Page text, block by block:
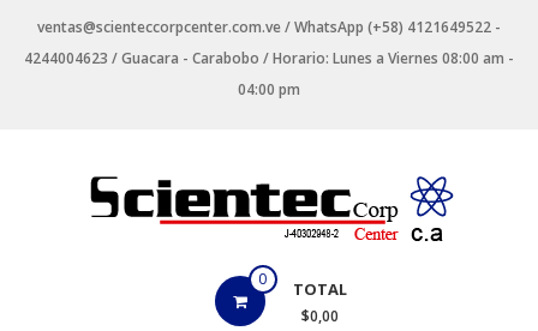
contenido
ventas@scienteccorpcenter.com.ve / WhatsApp (+58) 4121649522 -
4244004623 / Guacara - Carabobo / Horario: Lunes a Viernes 08:00 am -
04:00 pm
0 TOTAL
$0,00